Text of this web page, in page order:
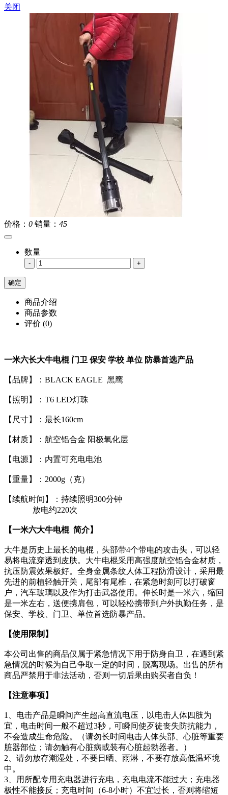
关闭
价格： 0 销量： 45
数量
- +
商品介绍
商品参数
评价 (0)
一米六长大牛电棍 门卫 保安 学校 单位 防暴首选产品
【品牌】：BLACK EAGLE 黑鹰
【照明】：T6 LED灯珠
【尺寸】：最长160cm
【材质】：航空铝合金 阳极氧化层
【电源】：内置可充电电池
【重量】：2000g（克）
【续航时间】：持续照明300分钟
放电约220次
【一米六大牛电棍 简介】
大牛是历史上最长的电棍，头部带4个带电的攻击头，可以轻
易将电流穿透到皮肤。大牛电棍采用高强度航空铝合金材质，
抗压防震效果极好。全身金属条纹人体工程防滑设计，采用最
先进的前植轻触开关，尾部有尾椎，在紧急时刻可以打破窗
户，汽车玻璃以及作为打击武器使用。伸长时是一米六，缩回
是一米左右，送便携肩包，可以轻松携带到户外执勤任务，是
保安、学校、门卫、单位首选防暴产品。
【使用限制】
本公司出售的商品仅属于紧急情况下用于防身自卫，在遇到紧
急情况的时候为自己争取一定的时间，脱离现场。出售的所有
商品严禁用于非法活动，否则一切后果由购买者自负！
【注意事项】
1、电击产品是瞬间产生超高直流电压，以电击人体四肢为
宜，电击时间一般不超过3秒，可瞬间使歹徒丧失防抗能力，
不会造成生命危险。（请勿长时间电击人体头部、心脏等重要
脏器部位；请勿触有心脏病或装有心脏起勃器者。）
2、请勿放存潮湿处，不要日晒、雨淋，不要存放高低温环境
中。
3、用所配专用充电器进行充电，充电电流不能过大；充电器
极性不能接反；充电时间（6-8小时）不宜过长，否则将缩短